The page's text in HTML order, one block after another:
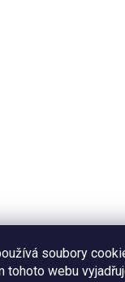
soubory
tohoto webu